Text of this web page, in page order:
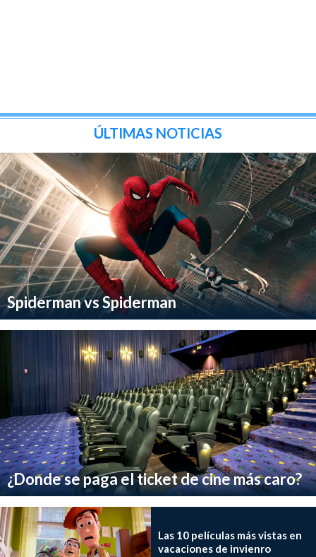
ÚLTIMAS NOTICIAS
Spiderman vs Spiderman
¿Donde se paga el ticket de cine más caro?
Las 10 películas más vistas en
vacaciones de invienro